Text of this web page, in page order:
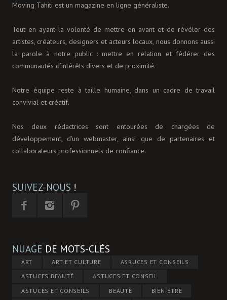
Moving Tahiti est un magazine en ligne généraliste.
Tout en ayant la volonté de mettre en avant et de révéler des
artistes, créateurs, designers et acteurs locaux, nous donnons aussi
la parole à notre public : mettre en relation et fédérer des
communautés d’intérêts divers et de proximité.
Notre équipe reste à taille humaine, dans un cadre de travail
convivial et créatif.
Nos deux rédactrices sont entourées de chargées de
développement, d'un webmaster, ainsi que de partenaires et
collaborateurs professionnels de confiance.
SUIVEZ-NOUS !
NUAGE DE MOTS-CLÉS
ART ART ET CULTURE
ASRUCES ET CONSEILS
ASTUCES BEAUTÉ
ASTUCES ET CONSEIL
ASTUCES ET CONSEILS
BEAUTÉ
BIEN-ÊTRE